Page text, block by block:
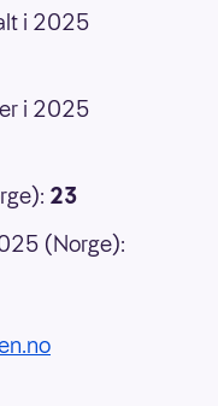
i 2025
i 2025
23
(Norge):